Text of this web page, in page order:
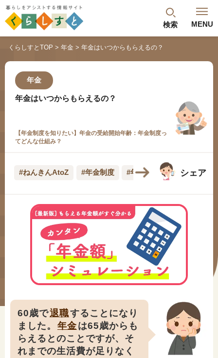
検索 MENU
閉じる
最新記事 閲覧履歴 ランキング
年金のよくあるご質問
#年金広報
#くらしすとEYE(年金)
#ねんきんAtoZ
#年金講座
「年金」に関する記事
くらしすとTOP 年金 年金はいつからもらえるの？
年金
年金はいつからもらえるの？
【年金制度を知りたい】年金の受給開始年齢：年金制度っ
てどんな仕組み？
#ねんきんAtoZ #年金制度 #年金の受給開始年齢
シェア
60歳で退職することになり
ました。 年金は65歳からも
らえるとのことですが、そ
れまでの生活費が足りなく